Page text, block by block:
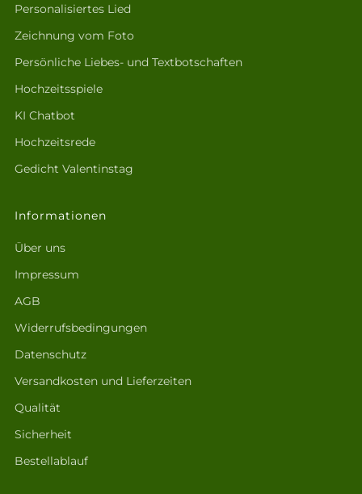
Personalisiertes Lied
Zeichnung vom Foto
Persönliche Liebes- und Textbotschaften
Hochzeitsspiele
KI Chatbot
Hochzeitsrede
Gedicht Valentinstag
Informationen
Über uns
Impressum
AGB
Widerrufsbedingungen
Datenschutz
Versandkosten und Lieferzeiten
Qualität
Sicherheit
Bestellablauf